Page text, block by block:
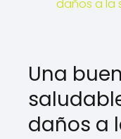
daños a la
Una
daños a